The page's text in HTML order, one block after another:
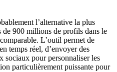
l’alternative la plus
de 900 millions de profils dans le
L’outil permet de
temps réel, d’envoyer des
sociaux pour personnaliser les
particulièrement puissante pour